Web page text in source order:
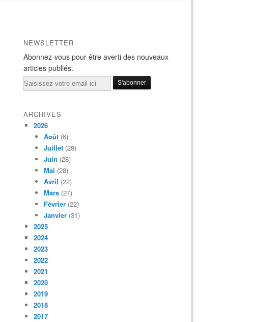
NEWSLETTER
Abonnez-vous pour être averti des nouveaux
articles publiés.
Email
ARCHIVES
2026
Août (6)
Juillet (28)
Juin (28)
Mai (28)
Avril (22)
Mars (27)
Février (22)
Janvier (31)
2025
2024
2023
2022
2021
2020
2019
2018
2017